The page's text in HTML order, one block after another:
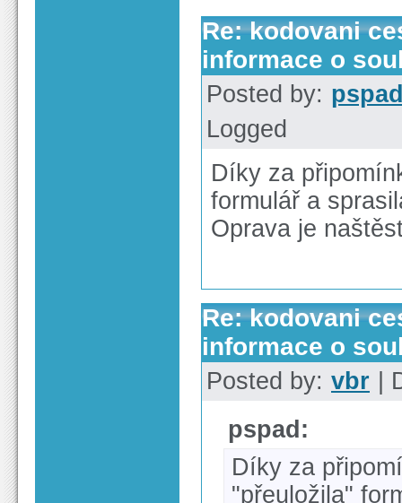
Re: kodovani
informace o
Posted by:
Logged
Díky za
formulář a
Oprava je
Re: kodovani
informace o
Posted by: vbr |
pspad:
Díky za
"přeuložila"